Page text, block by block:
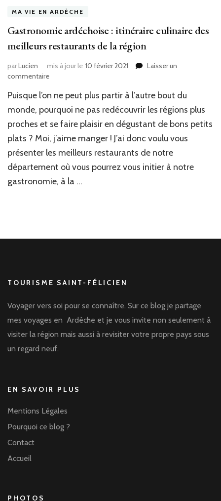
MA VIE EN ARDÈCHE
Gastronomie ardéchoise : itinéraire culinaire des
meilleurs restaurants de la région
parLucien mis à jour le 10 février 2021
Laisser un
commentaire
ardéchoise
:
itinéraire
culinaire
des
meilleurs
de
la
Puisque l’on ne peut plus partir à l’autre bout du
monde, pourquoi ne pas redécouvrir les régions plus
proches et se faire plaisir en dégustant de bons petits
plats ? Moi, j’aime manger ! J’ai donc voulu vous
présenter les meilleurs restaurants de notre
département où vous pourrez vous initier à notre
gastronomie, à la …
TOURISME SAINT-FÉLICIEN
Voyager vers soi pour se connaître. Sur ce blog je partage
mes voyages en Ardèche et je vous invite non seulement à
visiter la région mais aussi à revisiter votre propre pays sous
un regard neuf.
EN SAVOIR PLUS
Mentions Légales
Pourquoi ce blog ?
Contact
Accueil
PHOTOS